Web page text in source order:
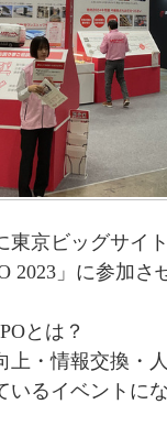
東京ビッグサイ
2023」に参加さ
とは？
上・情報交換・
いるイベントに